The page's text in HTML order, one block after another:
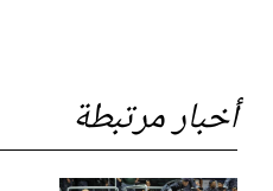
أخبار مرتبطة